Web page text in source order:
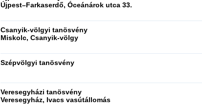
Újpest–Farkaserdő, Óceánárok utca 33.
Csanyik-völgyi tanösvény
Miskolc, Csanyik-völgy
Szépvölgyi tanösvény
Veresegyházi tanösvény
Veresegyház, Ivacs vasútállomás